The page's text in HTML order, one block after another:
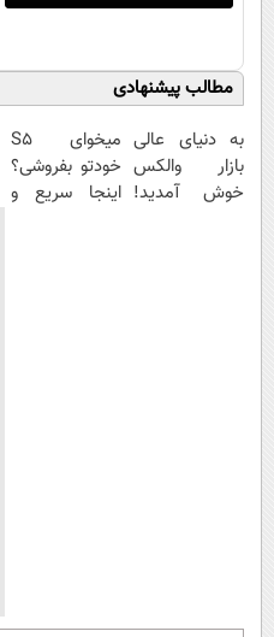
مطالب پیشنهادی
به دنیای عالی
بازار والکس
خوش آمدید!
میخوای S5
خودتو بفروشی؟
اینجا سریع و